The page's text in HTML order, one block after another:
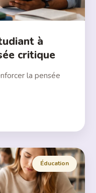
à
critique
la pensée
Éducation